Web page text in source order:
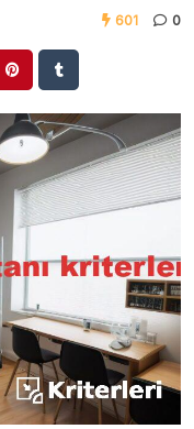
601 0